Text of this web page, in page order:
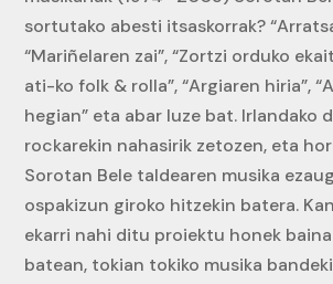
sortutako abesti itsaskorrak?
“Mariñelaren zai”, “Zortzi orduko
ati-ko folk & rolla”, “Argiaren hiria”,
hegian” eta abar luze bat. Irlandako
rockarekin nahasirik zetozen, eta
Sorotan Bele taldearen musika
ospakizun giroko hitzekin batera.
ekarri nahi ditu proiektu honek
batean, tokian tokiko musika